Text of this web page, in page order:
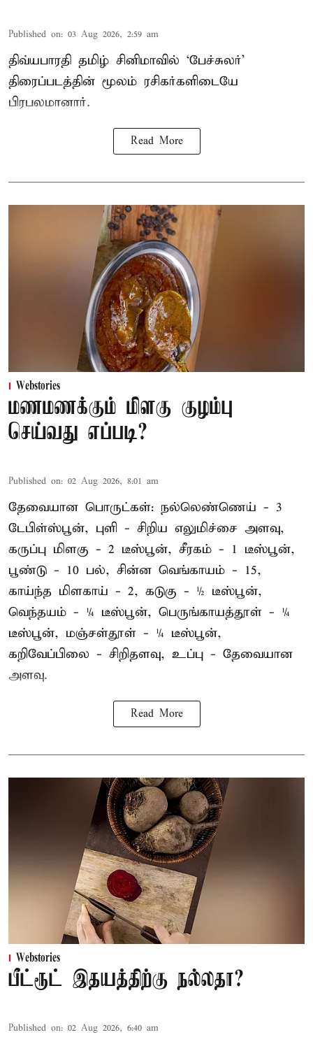
Published on: 03 Aug 2026, 2:59 am
திவ்யபாரதி தமிழ் சினிமாவில் ‘பேச்சுலர்’
திரைப்படத்தின் மூலம் ரசிகர்களிடையே
பிரபலமானார்.
Read More
Webstories
மணமணக்கும் மிளகு குழம்பு
செய்வது எப்படி?
Published on: 02 Aug 2026, 8:01 am
தேவையான பொருட்கள்: நல்லெண்ணெய் - 3
டேபிள்ஸ்பூன், புளி - சிறிய எலுமிச்சை அளவு,
கருப்பு மிளகு - 2 டீஸ்பூன், சீரகம் - 1 டீஸ்பூன்,
பூண்டு - 10 பல், சின்ன வெங்காயம் - 15,
காய்ந்த மிளகாய் - 2, கடுகு - ½ டீஸ்பூன்,
வெந்தயம் - ¼ டீஸ்பூன், பெருங்காயத்தூள் - ¼
டீஸ்பூன், மஞ்சள்தூள் - ¼ டீஸ்பூன்,
கறிவேப்பிலை - சிறிதளவு, உப்பு - தேவையான
அளவு.
Read More
Webstories
பீட்ரூட் இதயத்திற்கு நல்லதா?
Published on: 02 Aug 2026, 6:40 am